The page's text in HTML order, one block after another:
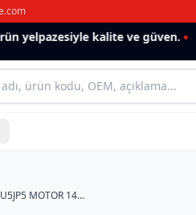
yelpazesiyle kalite ve güven.
WH 502 PEUGEOT 307 2.0 HDI 2001-TU5JP5 MOTOR 1444.W2-VW Hava Filtresi